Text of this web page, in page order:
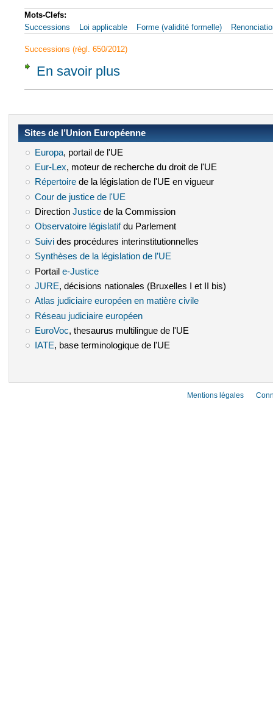
Mots-Clefs:
Successions
Loi applicable Forme (validité formelle)
Successions (règl. 650/2012)
En savoir plus
Sites de l’Union Européenne
Europa(le lien est externe)
, portail de l'UE
Eur-Lex(le lien est externe)
, moteur de recherche du droit de l'UE
Répertoire(le lien est externe)
de la législation de l'UE en vigueur
Cour de justice de l'UE
Direction Justice(le lien est externe)
de la Commission
Observatoire législatif(le lien est externe)
du Parlement
Suivi(le lien est externe)
des procédures interinstitutionnelles
Synthèses de la législation de l’UE
Portail e-Justice(le lien est externe)
JURE (le lien est externe)
, décisions nationales (Bruxelles I et II bis)
Atlas judiciaire européen en matière civile(le lien est externe)
Réseau judiciaire européen(le lien est externe)
EuroVoc (le lien est externe)
, thesaurus multilingue de l'UE
IATE(le lien est externe)
, base terminologique de l'UE
Mentions légales